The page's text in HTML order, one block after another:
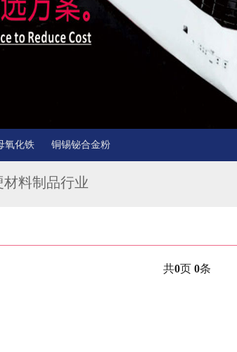
氧化铁 铜锡铋合金粉
料制品行业
共0页 0条